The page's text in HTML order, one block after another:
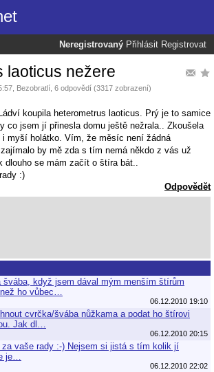
Neregistrovaný Přihlásit Registrovat
laoticus nežere
Bezobratlí , 6 odpovědí (3317 zobrazení)
koupila heterometrus laoticus. Prý je to samice
co jsem jí přinesla domu ještě nežrala.. Zkoušela
myší holátko. Vím, že měsíc není žádná
by mě zda s tím nemá někdo z vás už
dlouho se mám začít o štíra bát..
:)
Odpovědět
když jsem dával mým menším štírům
ho vůbec…
06.12.2010 19:10
cvrčka/švába nůžkama a podat ho štírovi
Jak dl…
06.12.2010 20:15
vaše rady :-) Nejsem si jistá s tím kolik jí
je…
06.12.2010 22:02